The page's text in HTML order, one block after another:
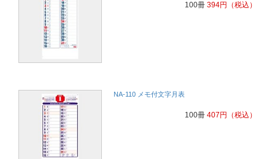
100冊 394円 （税込）
NA-110 メモ付文字月表
100冊 407 円 （税込）